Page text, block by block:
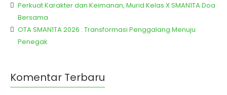
Perkuat Karakter dan Keimanan, Murid Kelas X SMAN1TA Doa
Bersama
OTA SMAN1TA 2026 : Transformasi Penggalang Menuju
Penegak
Komentar Terbaru